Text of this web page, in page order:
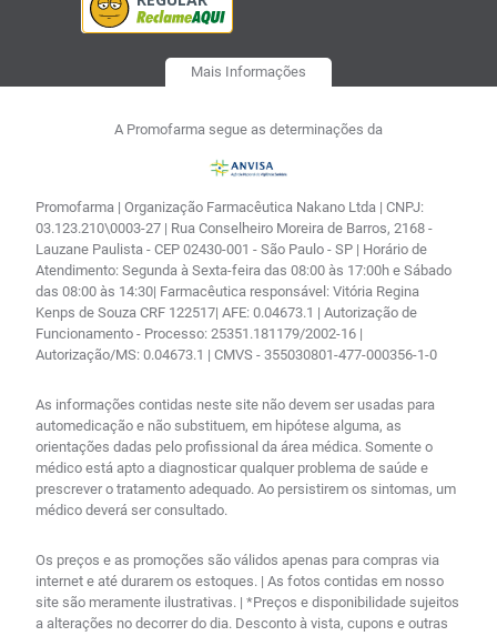
Mais Informações
A Promofarma segue as determinações da
Promofarma | Organização Farmacêutica Nakano Ltda | CNPJ:
03.123.210\0003-27 | Rua Conselheiro Moreira de Barros, 2168 -
Lauzane Paulista - CEP 02430-001 - São Paulo - SP | Horário de
Atendimento: Segunda à Sexta-feira das 08:00 às 17:00h e Sábado
das 08:00 às 14:30| Farmacêutica responsável: Vitória Regina
Kenps de Souza CRF 122517| AFE: 0.04673.1 | Autorização de
Funcionamento - Processo: 25351.181179/2002-16 |
Autorização/MS: 0.04673.1 | CMVS - 355030801-477-000356-1-0
As informações contidas neste site não devem ser usadas para
automedicação e não substituem, em hipótese alguma, as
orientações dadas pelo profissional da área médica. Somente o
médico está apto a diagnosticar qualquer problema de saúde e
prescrever o tratamento adequado. Ao persistirem os sintomas, um
médico deverá ser consultado.
Os preços e as promoções são válidos apenas para compras via
internet e até durarem os estoques. | As fotos contidas em nosso
site são meramente ilustrativas. | *Preços e disponibilidade sujeitos
a alterações no decorrer do dia. Desconto à vista, cupons e outras